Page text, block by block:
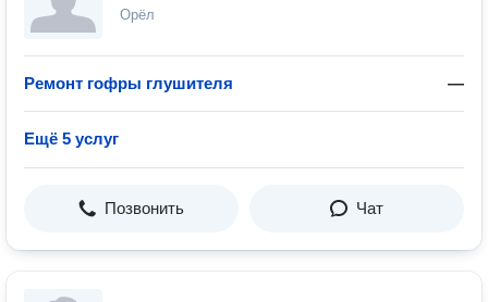
Орёл
Ремонт гофры глушителя —
Ещё 5 услуг
Позвонить Чат